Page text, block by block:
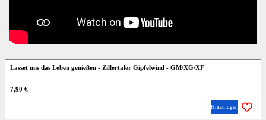
Lasset uns das Leben genießen - Zillertaler Gipfelwind - GM/XG/XF
7,90 €
Hinzufügen